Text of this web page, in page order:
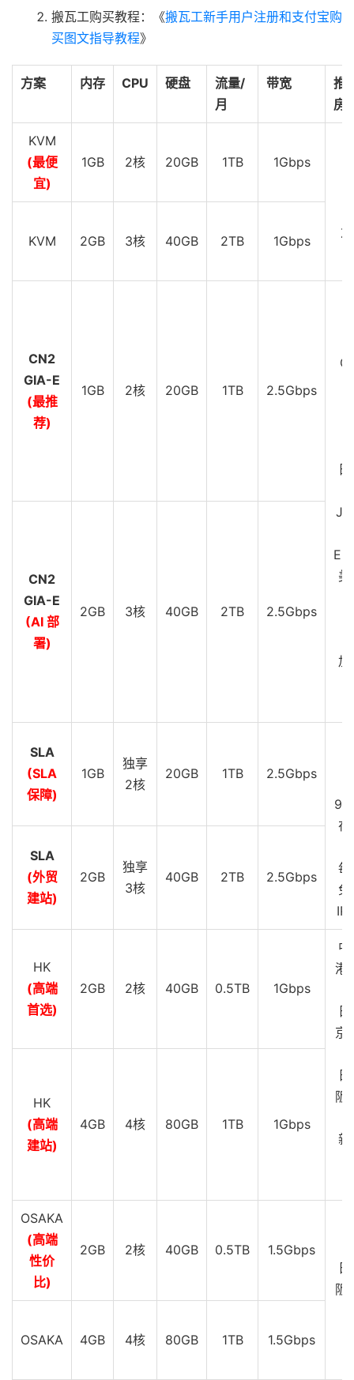
搬瓦工购买教程：《搬瓦工新手用户注册和支付宝购
买图文指导教程》
方案 内存 CPU 硬盘
流量/
月
带宽
推
房
KVM
(最便
宜)
1GB 2核 20GB 1TB 1Gbps
KVM 2GB 3核 40GB 2TB 1Gbps
CN2
GIA-E
(最推
荐)
1GB 2核 20GB 1TB 2.5Gbps
美
加
CN2
GIA-E
(AI 部
署)
2GB 3核 40GB 2TB 2.5Gbps
SLA
(SLA
保障)
1GB
独享
2核
20GB 1TB 2.5Gbps
在
每
免
IP
SLA
(外贸
建站)
2GB
独享
3核
40GB 2TB 2.5Gbps
HK
(高端
首选)
2GB 2核 40GB 0.5TB 1Gbps
中
港
京
阪
新
HK
(高端
建站)
4GB 4核 80GB 1TB 1Gbps
OSAKA
(高端
性价
比)
2GB 2核 40GB 0.5TB
1.5Gbps
阪
OSAKA
4GB 4核 80GB 1TB 1.5Gbps